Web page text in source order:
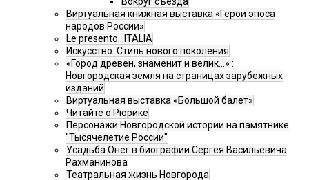
Виртуальная книжная выставка «Герои эпоса
народов России»
Le presento...ITALIA
Искусство. Стиль нового поколения
«Город древен, знаменит и велик…» :
Новгородская земля на страницах зарубежных
изданий
Виртуальная выставка «Большой балет»
Читайте о Рюрике
Персонажи Новгородской истории на памятнике
"Тысячелетие России"
Усадьба Онег в биографии Сергея Васильевича
Рахманинова
Театральная жизнь Новгорода